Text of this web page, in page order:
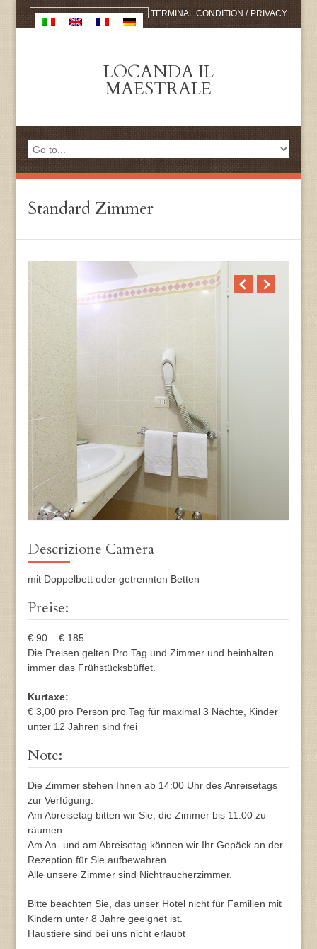
TERMINAL CONDITION / PRIVACY
LOCANDA IL
MAESTRALE
Standard Zimmer
Descrizione Camera
mit Doppelbett oder getrennten Betten
Preise:
€ 90 – € 185
Die Preisen gelten Pro Tag und Zimmer und beinhalten
immer das Frühstücksbüffet.
Kurtaxe:
€ 3,00 pro Person pro Tag für maximal 3 Nächte, Kinder
unter 12 Jahren sind frei
Note:
Die Zimmer stehen Ihnen ab 14:00 Uhr des Anreisetags
zur Verfügung.
Am Abreisetag bitten wir Sie, die Zimmer bis 11:00 zu
räumen.
Am An- und am Abreisetag können wir Ihr Gepäck an der
Rezeption für Sie aufbewahren.
Alle unsere Zimmer sind Nichtraucherzimmer.
Bitte beachten Sie, das unser Hotel nicht für Familien mit
Kindern unter 8 Jahre geeignet ist.
Haustiere sind bei uns nicht erlaubt